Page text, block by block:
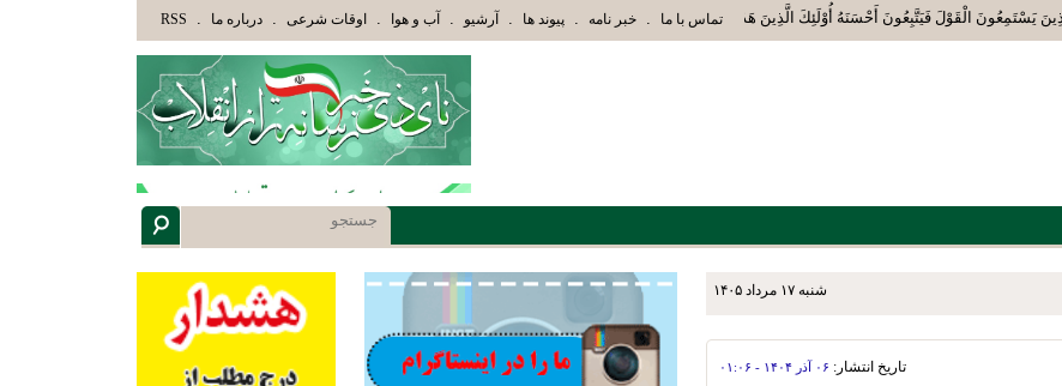
يَسْتَمِعُونَ الْقَوْلَ فَيَتَّبِعُونَ أَحْسَنَهُ أُوْلَئِكَ الَّذِينَ هَدَاهُمُ اللَّهُ وَأُوْلَئِكَ هُمْ أُوْلُوا الْأَلْبَابِ» عاقلان هدایت یافته،حرفها را میشنوند و سپس بهترین را انتخاب میکنند(سوره مبارکه
تماس با ما . خبر نامه . پیوند ها . آرشیو . آب و هوا . اوقات شرعی . درباره ما .
RSS
شنبه ۱۷ مرداد ۱۴۰۵ دو پیروزی متوالی
تاریخ انتشار: ۰۶ آذر ۱۴۰۴ - ۰۱:۰۶